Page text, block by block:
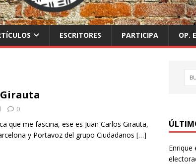
ESCRITORES PARTICIPA OP.
0
que me fascina, ese es Juan Carlos Girauta,
y Portavoz del grupo Ciudadanos […]
Enrique